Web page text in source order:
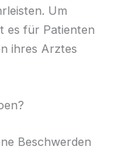
Um
es für Patienten
ihres Arztes
Beschwerden